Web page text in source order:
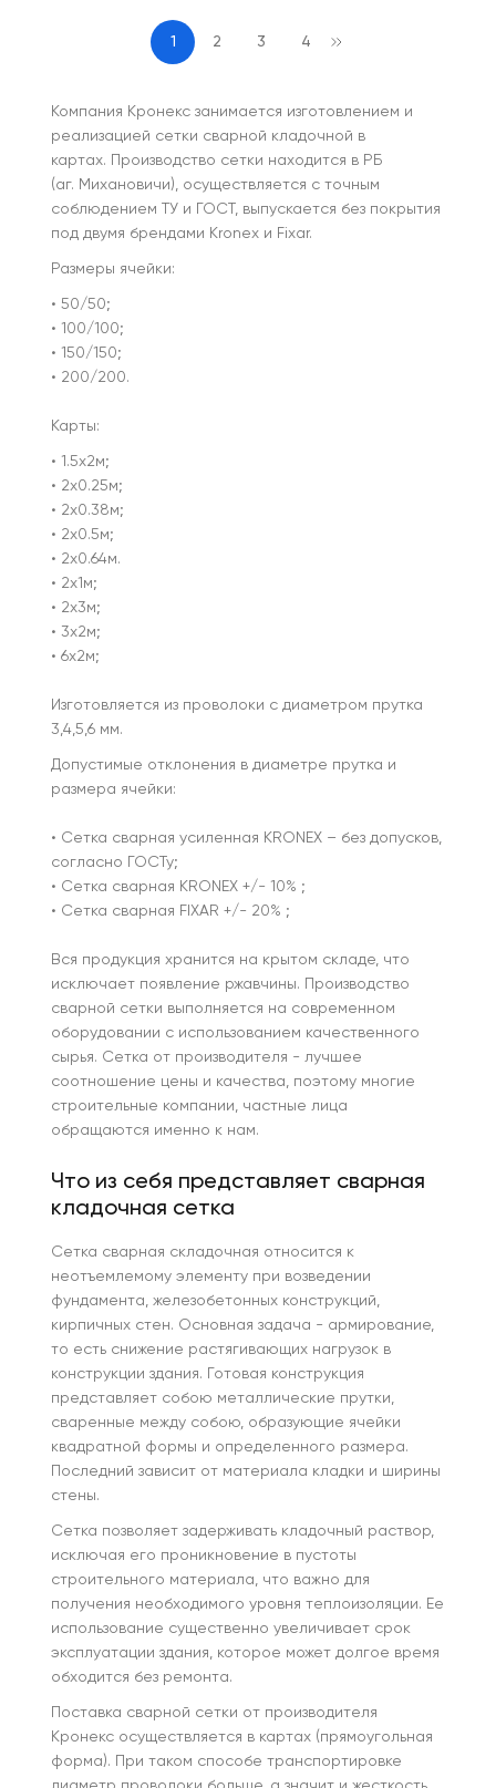
1 2 3 4
Компания Кронекс занимается изготовлением и
реализацией сетки сварной кладочной в
картах. Производство сетки находится в РБ
(аг. Михановичи), осуществляется с точным
соблюдением ТУ и ГОСТ, выпускается без покрытия
под двумя брендами Kronex и Fixar.
Размеры ячейки:
• 50/50;
• 100/100;
• 150/150;
• 200/200.
Карты:
• 1.5х2м;
• 2х0.25м;
• 2х0.38м;
• 2х0.5м;
• 2х0.64м.
• 2х1м;
• 2х3м;
• 3х2м;
• 6х2м;
Изготовляется из проволоки с диаметром прутка
3,4,5,6 мм.
Допустимые отклонения в диаметре прутка и
размера ячейки:
• Сетка сварная усиленная KRONEX – без допусков,
согласно ГОСТу;
• Сетка сварная KRONEX +/- 10% ;
• Сетка сварная FIXAR +/- 20% ;
Вся продукция хранится на крытом складе, что
исключает появление ржавчины. Производство
сварной сетки выполняется на современном
оборудовании с использованием качественного
сырья. Сетка от производителя - лучшее
соотношение цены и качества, поэтому многие
строительные компании, частные лица
обращаются именно к нам.
Что из себя представляет сварная
кладочная сетка
Сетка сварная складочная относится к
неотъемлемому элементу при возведении
фундамента, железобетонных конструкций,
кирпичных стен. Основная задача - армирование,
то есть снижение растягивающих нагрузок в
конструкции здания. Готовая конструкция
представляет собою металлические прутки,
сваренные между собою, образующие ячейки
квадратной формы и определенного размера.
Последний зависит от материала кладки и ширины
стены.
Сетка позволяет задерживать кладочный раствор,
исключая его проникновение в пустоты
строительного материала, что важно для
получения необходимого уровня теплоизоляции. Ее
использование существенно увеличивает срок
эксплуатации здания, которое может долгое время
обходится без ремонта.
Поставка сварной сетки от производителя
Кронекс осуществляется в картах (прямоугольная
форма). При таком способе транспортировке